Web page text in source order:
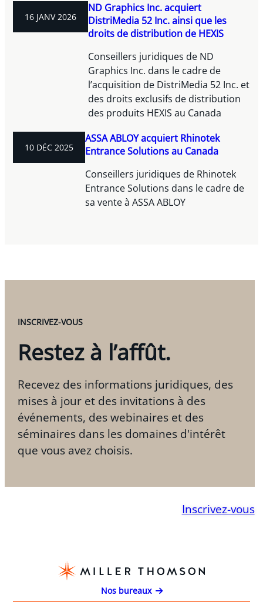
16 JANV 2026
ND Graphics Inc. acquiert
DistriMedia 52 Inc. ainsi que les
droits de distribution de HEXIS
Conseillers juridiques de ND
Graphics Inc. dans le cadre de
l’acquisition de DistriMedia 52 Inc. et
des droits exclusifs de distribution
des produits HEXIS au Canada
10 DÉC 2025
ASSA ABLOY acquiert Rhinotek
Entrance Solutions au Canada
Conseillers juridiques de Rhinotek
Entrance Solutions dans le cadre de
sa vente à ASSA ABLOY
INSCRIVEZ-VOUS
Restez à l’affût.
Recevez des informations juridiques, des
mises à jour et des invitations à des
événements, des webinaires et des
séminaires dans les domaines d'intérêt
que vous avez choisis.
Inscrivez-vous
Nos bureaux